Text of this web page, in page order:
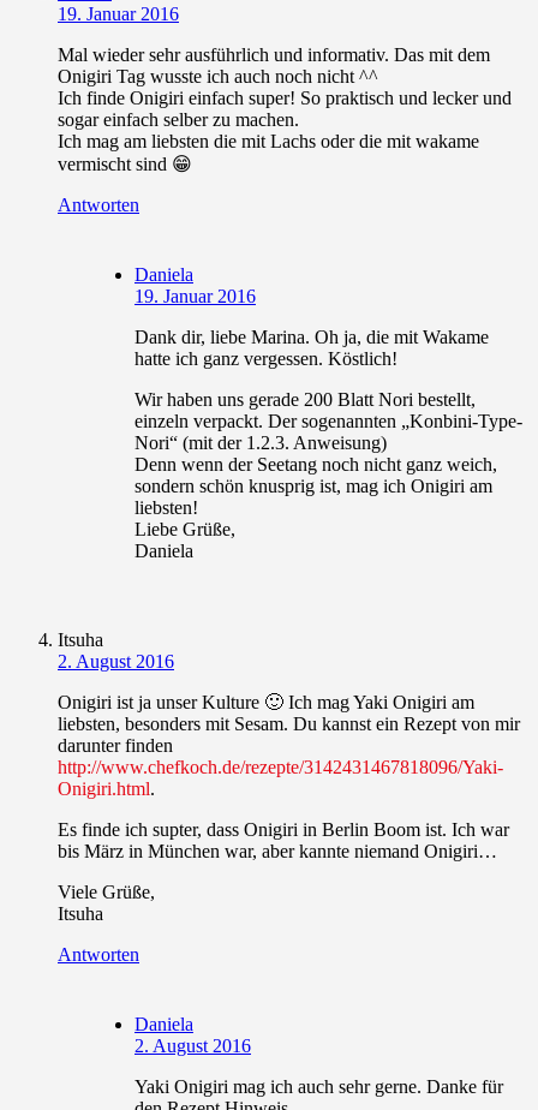
19. Januar 2016
Mal wieder sehr ausführlich und informativ. Das mit dem
Onigiri Tag wusste ich auch noch nicht ^^
Ich finde Onigiri einfach super! So praktisch und lecker und
sogar einfach selber zu machen.
Ich mag am liebsten die mit Lachs oder die mit wakame
vermischt sind 😁
Antworten
Daniela
19. Januar 2016
Dank dir, liebe Marina. Oh ja, die mit Wakame
hatte ich ganz vergessen. Köstlich!
Wir haben uns gerade 200 Blatt Nori bestellt,
einzeln verpackt. Der sogenannten „Konbini-Type-
Nori“ (mit der 1.2.3. Anweisung)
Denn wenn der Seetang noch nicht ganz weich,
sondern schön knusprig ist, mag ich Onigiri am
liebsten!
Liebe Grüße,
Daniela
Itsuha
2. August 2016
Onigiri ist ja unser Kulture 🙂 Ich mag Yaki Onigiri am
liebsten, besonders mit Sesam. Du kannst ein Rezept von mir
darunter finden
http://www.chefkoch.de/rezepte/3142431467818096/Yaki-
Onigiri.html.
Es finde ich supter, dass Onigiri in Berlin Boom ist. Ich war
bis März in München war, aber kannte niemand Onigiri…
Viele Grüße,
Itsuha
Antworten
Daniela
2. August 2016
Yaki Onigiri mag ich auch sehr gerne. Danke für